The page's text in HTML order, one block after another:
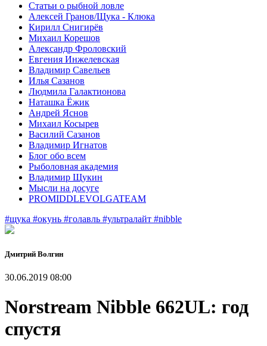
Статьи о рыбной ловле
Алексей Гранов/Щука - Клюка
Кирилл Снигирёв
Михаил Корешов
Александр Фроловский
Евгения Инжелевская
Владимир Савельев
Илья Сазанов
Людмила Галактионова
Наташка Ёжик
Андрей Яснов
Михаил Косырев
Василий Сазанов
Владимир Игнатов
Блог обо всем
Рыболовная академия
Владимир Щукин
Мысли на досуге
PROMIDDLEVOLGATEAM
#щука #окунь #голавль #ультралайт #nibble
Дмитрий Волгин
30.06.2019 08:00
Norstream Nibble 662UL: год
спустя